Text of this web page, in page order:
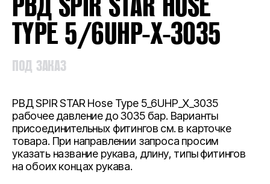
TYPE 5/6UHP-X-3035
ПОД ЗАКАЗ
РВД SPIR STAR Hose Type 5_6UHP_X_3035
рабочее давление до 3035 бар. Варианты
присоединительных фитингов см. в карточке
товара. При направлении запроса просим
указать название рукава, длину, типы фитингов
на обоих концах рукава.